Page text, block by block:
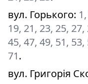
вул. Горького:
19, 21, 23, 25,
45, 47, 49, 51,
71.
вул. Григорія